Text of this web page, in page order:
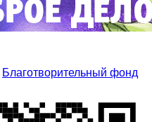
Благотворительный фонд